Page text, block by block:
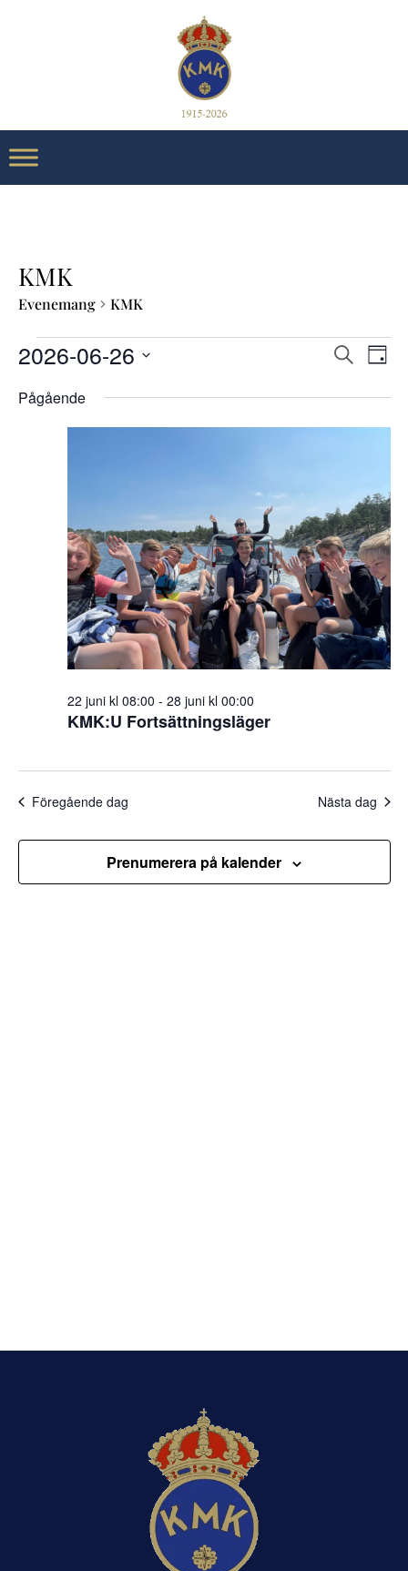
KMK
Evenemang KMK
Evenemang
för
2026-
Sök Dag
2026-06-26
datum.
Pågående
KMK:U Fortsättningsläger
22 juni kl 08:00 - 28 juni kl 00:00
Föregående dag Nästa dag
Prenumerera på kalender